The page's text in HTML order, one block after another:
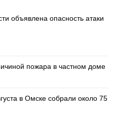
объявлена опасность атаки
пожара в частном доме
в Омске собрали около 75